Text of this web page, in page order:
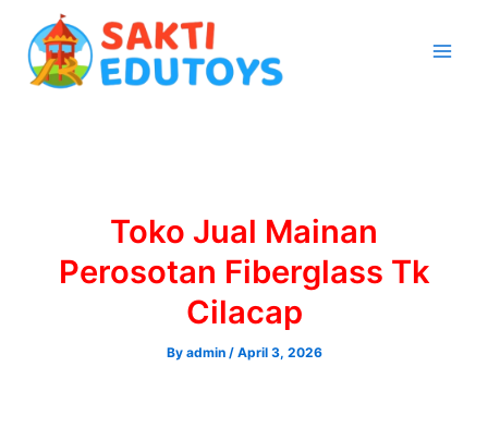
content
Toko Jual Mainan
Perosotan Fiberglass Tk
Cilacap
By admin / April 3, 2026